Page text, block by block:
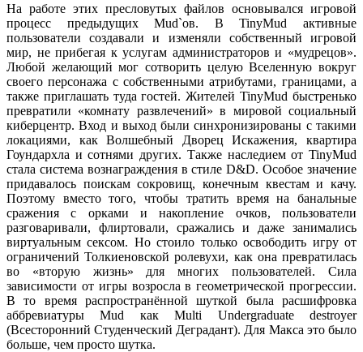
На работе этих пресловутых файлов основывался игровой
процесс предыдущих Mud`ов. В TinyMud активные
пользователи создавали и изменяли собственный игровой
мир, не прибегая к услугам администраторов и «мудрецов».
Любой желающий мог сотворить целую Вселенную вокруг
своего персонажа с собственными атрибутами, границами, а
также приглашать туда гостей. Жителей TinyMud быстренько
превратили «комнату развлечений» в мировой социальный
киберцентр. Вход и выход были синхронизированы с такими
локациями, как Волшебный Дворец Искажения, квартира
Гоундархла и сотнями других. Также наследием от TinyMud
стала система вознаграждения в стиле D&D. Особое значение
придавалось поискам сокровищ, конечным квестам и качу.
Поэтому вместо того, чтобы тратить время на банальные
сражения с орками и накопление очков, пользователи
разговаривали, флиртовали, сражались и даже занимались
виртуальным сексом. Но стоило только освободить игру от
ограничений Толкиеновской ролевухи, как она превратилась
во «вторую жизнь» для многих пользователей. Сила
зависимости от игры возросла в геометрической прогрессии.
В то время распространённой шуткой была расшифровка
аббревиатуры Mud как Multi Undergraduate destroyer
(Всесторонний Студенческий Деградант). Для Макса это было
больше, чем просто шутка.